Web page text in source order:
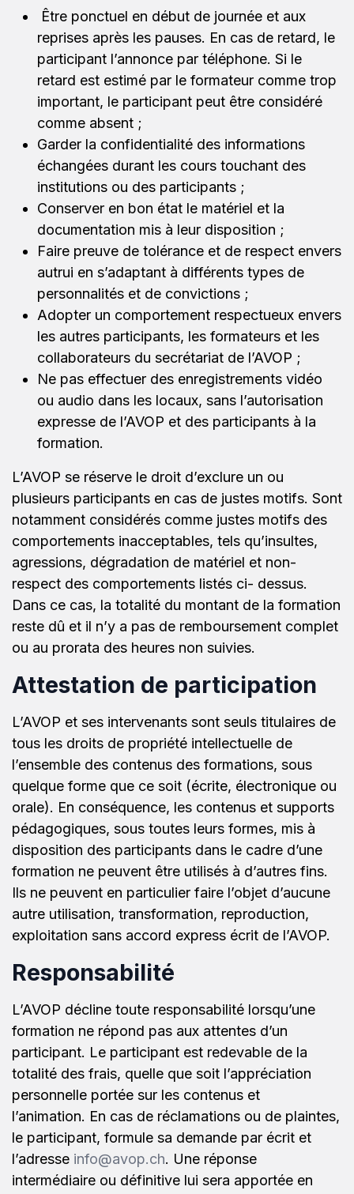
Être ponctuel en début de journée et aux
reprises après les pauses. En cas de retard, le
participant l’annonce par téléphone. Si le
retard est estimé par le formateur comme trop
important, le participant peut être considéré
comme absent ;
Garder la confidentialité des informations
échangées durant les cours touchant des
institutions ou des participants ;
Conserver en bon état le matériel et la
documentation mis à leur disposition ;
Faire preuve de tolérance et de respect envers
autrui en s’adaptant à différents types de
personnalités et de convictions ;
Adopter un comportement respectueux envers
les autres participants, les formateurs et les
collaborateurs du secrétariat de l’AVOP ;
Ne pas effectuer des enregistrements vidéo
ou audio dans les locaux, sans l’autorisation
expresse de l’AVOP et des participants à la
formation.
L’AVOP se réserve le droit d’exclure un ou
plusieurs participants en cas de justes motifs. Sont
notamment considérés comme justes motifs des
comportements inacceptables, tels qu’insultes,
agressions, dégradation de matériel et non-
respect des comportements listés ci- dessus.
Dans ce cas, la totalité du montant de la formation
reste dû et il n’y a pas de remboursement complet
ou au prorata des heures non suivies.
Attestation de participation
L’AVOP et ses intervenants sont seuls titulaires de
tous les droits de propriété intellectuelle de
l’ensemble des contenus des formations, sous
quelque forme que ce soit (écrite, électronique ou
orale). En conséquence, les contenus et supports
pédagogiques, sous toutes leurs formes, mis à
disposition des participants dans le cadre d’une
formation ne peuvent être utilisés à d’autres fins.
Ils ne peuvent en particulier faire l’objet d’aucune
autre utilisation, transformation, reproduction,
exploitation sans accord express écrit de l’AVOP.
Responsabilité
L’AVOP décline toute responsabilité lorsqu’une
formation ne répond pas aux attentes d’un
participant. Le participant est redevable de la
totalité des frais, quelle que soit l’appréciation
personnelle portée sur les contenus et
l’animation. En cas de réclamations ou de plaintes,
le participant, formule sa demande par écrit et
l’adresse info@avop.ch. Une réponse
intermédiaire ou définitive lui sera apportée en